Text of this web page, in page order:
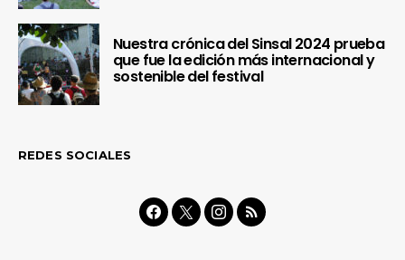
Nuestra crónica del Sinsal 2024 prueba
que fue la edición más internacional y
sostenible del festival
REDES SOCIALES